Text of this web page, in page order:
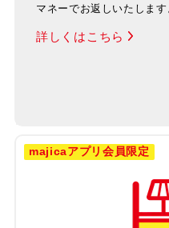
マネーでお返しいたします
詳しくはこちら
majicaアプリ会員限定